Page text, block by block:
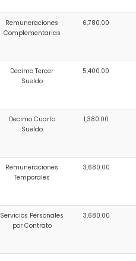
Remuneraciones
Complementarias
6,780.00
Decimo Tercer
Sueldo
5,400.00
Decimo Cuarto
Sueldo
1,380.00
Remuneraciones
Temporales
3,680.00
Servicios Personales
por Contrato
3,680.00